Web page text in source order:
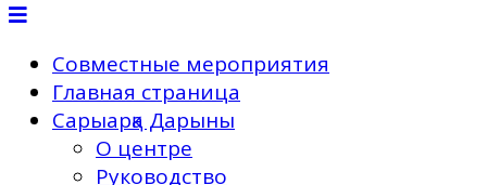
Совместные мероприятия
Главная страница
Сарыарқа Дарыны
О центре
Руководство